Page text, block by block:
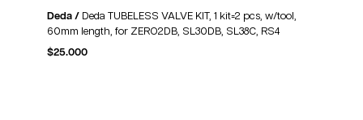
Deda / Deda TUBELESS VALVE KIT, 1 kit=2 pcs, w/tool,
60mm length, for ZERO2DB, SL30DB, SL38C, RS4
$25.000